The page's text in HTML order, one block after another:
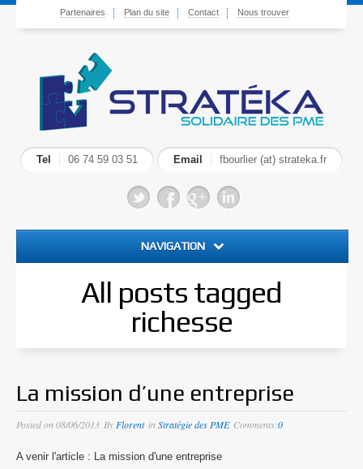
Partenaires Plan du site Contact Nous trouver
Tel 06 74 59 03 51 Email fbourlier (at) strateka.fr
NAVIGATION
Plaidoyer pour la PME
La solitude des dirigeants
All posts tagged
richesse
La mission d’une entreprise
Posted on 08/06/2013 By Florent in Stratégie des PME Comments:0
A venir l'article : La mission d'une entreprise